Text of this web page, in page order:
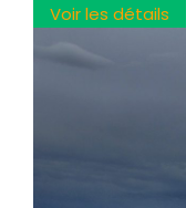
Voir les détails